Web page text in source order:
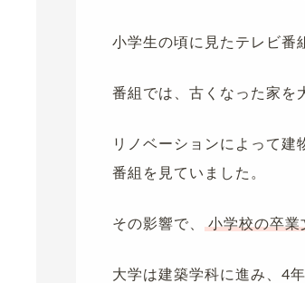
小学生の頃に見たテレビ番
番組では、古くなった家を
リノベーションによって
番組を見ていました。
その影響で、 小学校の卒業
大学は建築学科に進み、4